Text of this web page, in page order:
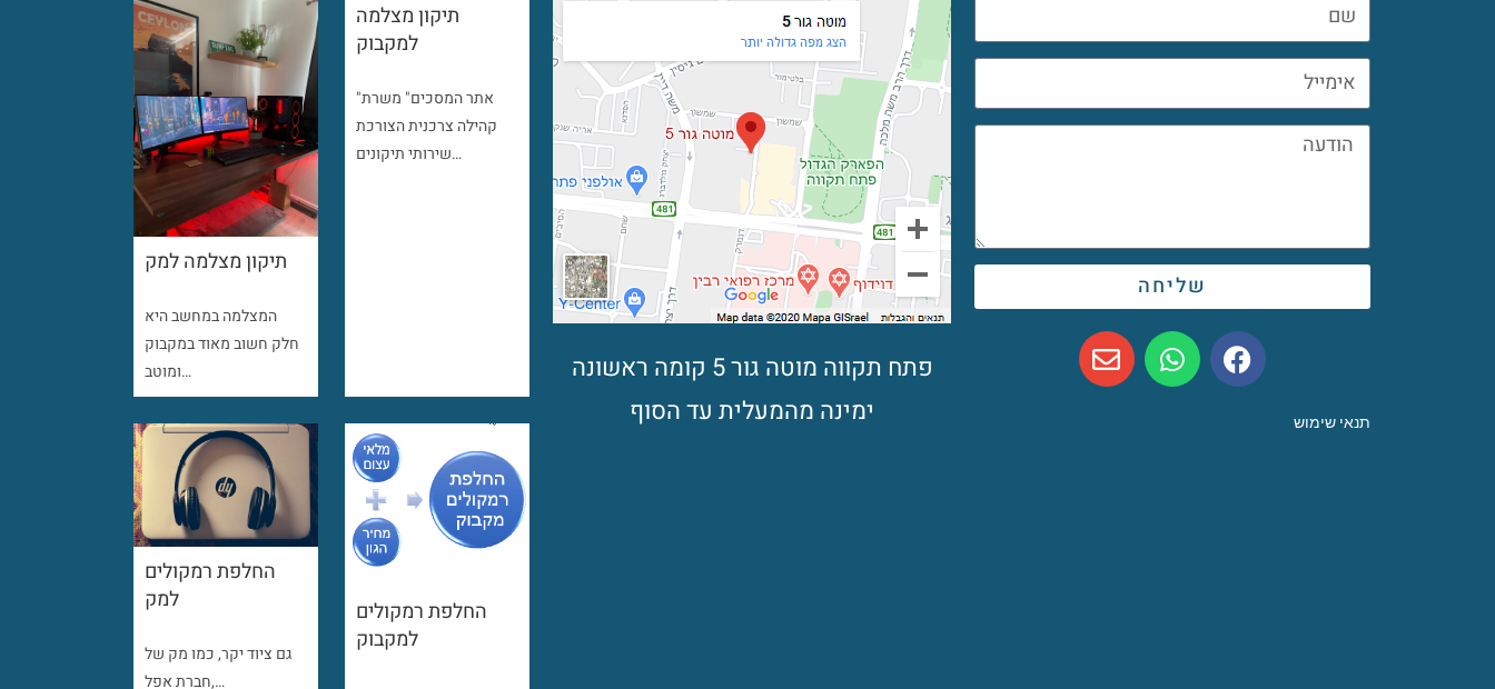
שליחה
תנאי שימוש
פתח תקווה מוטה גור 5 קומה ראשונה
ימינה מהמעלית עד הסוף
תיקון מצלמה למק
המצלמה במחשב היא
חלק חשוב מאוד במקבוק
ומוטב…
תיקון מצלמה
למקבוק
"אתר המסכים" משרת
קהילה צרכנית הצורכת
שירותי תיקונים…
החלפת רמקולים
למק
גם ציוד יקר, כמו מק של
חברת אפל,…
החלפת רמקולים
למקבוק